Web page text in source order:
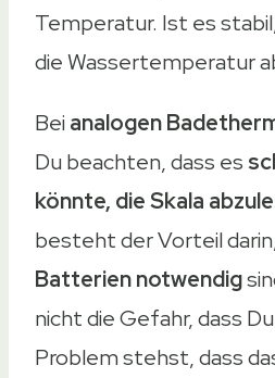
Temperatur. Ist es
die Wassertemperatur
Beianalogen
Du beachten, dass es
könnte, die Skala
besteht der Vorteil
Batterien notwendig
nicht die Gefahr, dass
Problem stehst, dass